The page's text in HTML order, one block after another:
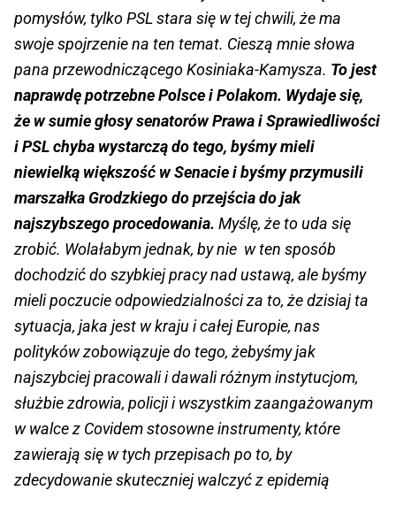
pomysłów, tylko PSL stara się w tej chwili, że ma
swoje spojrzenie na ten temat. Cieszą mnie słowa
pana przewodniczącego Kosiniaka-Kamysza. To jest
naprawdę potrzebne Polsce i Polakom. Wydaje się,
że w sumie głosy senatorów Prawa i Sprawiedliwości
i PSL chyba wystarczą do tego, byśmy mieli
niewielką większość w Senacie i byśmy przymusili
marszałka Grodzkiego do przejścia do jak
najszybszego procedowania. Myślę, że to uda się
zrobić. Wolałabym jednak, by nie w ten sposób
dochodzić do szybkiej pracy nad ustawą, ale byśmy
mieli poczucie odpowiedzialności za to, że dzisiaj ta
sytuacja, jaka jest w kraju i całej Europie, nas
polityków zobowiązuje do tego, żebyśmy jak
najszybciej pracowali i dawali różnym instytucjom,
służbie zdrowia, policji i wszystkim zaangażowanym
w walce z Covidem stosowne instrumenty, które
zawierają się w tych przepisach po to, by
zdecydowanie skuteczniej walczyć z epidemią